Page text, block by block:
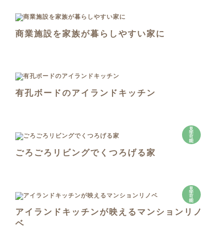
商業施設を家族が暮らしやすい家に
有孔ボードのアイランドキッチン
見
学
可
能
ごろごろリビングでくつろげる家
見
学
可
能
アイランドキッチンが映えるマンションリノ
ベ